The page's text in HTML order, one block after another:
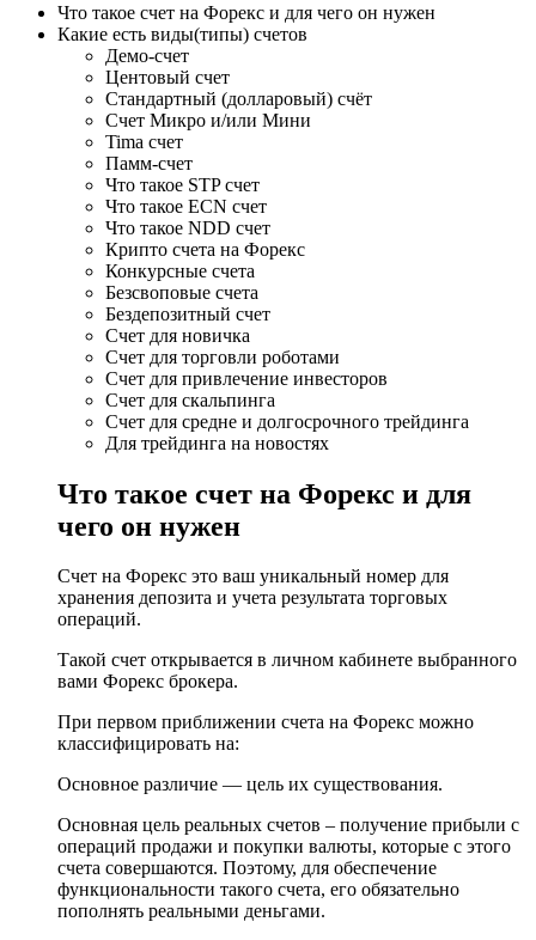
Что такое счет на Форекс и для чего он нужен
Какие есть виды(типы) счетов
Демо-счет
Центовый счет
Стандартный (долларовый) счёт
Счет Микро и/или Мини
Tima счет
Памм-счет
Что такое STP счет
Что такое ECN счет
Что такое NDD счет
Крипто счета на Форекс
Конкурсные счета
Безсвоповые счета
Бездепозитный счет
Счет для новичка
Счет для торговли роботами
Счет для привлечение инвесторов
Счет для скальпинга
Счет для средне и долгосрочного трейдинга
Для трейдинга на новостях
Что такое счет на Форекс и для
чего он нужен
Счет на Форекс это ваш уникальный номер для
хранения депозита и учета результата торговых
операций.
Такой счет открывается в личном кабинете выбранного
вами Форекс брокера.
При первом приближении счета на Форекс можно
классифицировать на:
Основное различие — цель их существования.
Основная цель реальных счетов – получение прибыли с
операций продажи и покупки валюты, которые с этого
счета совершаются. Поэтому, для обеспечение
функциональности такого счета, его обязательно
пополнять реальными деньгами.